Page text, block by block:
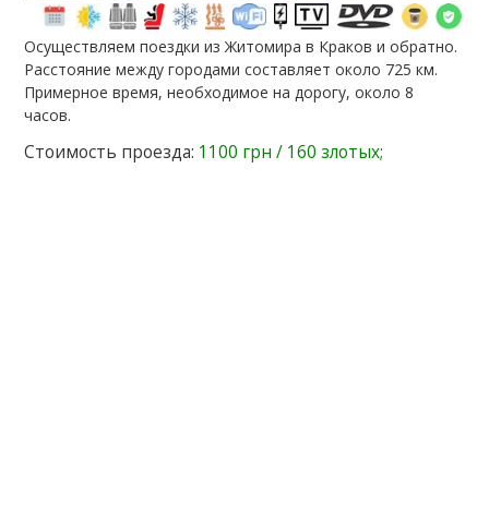
Осуществляем поездки из Житомира в Краков и обратно.
Расстояние между городами составляет около 725 км.
Примерное время, необходимое на дорогу, около 8
часов.
Стоимость проезда: 1100 грн / 160 злотых;